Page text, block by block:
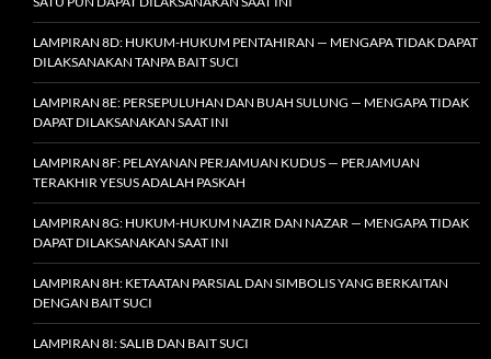
LAMPIRAN 8D: HUKUM-HUKUM PENTAHIRAN — MENGAPA TIDAK DAPAT
DILAKSANAKAN TANPA BAIT SUCI
LAMPIRAN 8E: PERSEPULUHAN DAN BUAH SULUNG — MENGAPA TIDAK
DAPAT DILAKSANAKAN SAAT INI
LAMPIRAN 8F: PELAYANAN PERJAMUAN KUDUS — PERJAMUAN
TERAKHIR YESUS ADALAH PASKAH
LAMPIRAN 8G: HUKUM-HUKUM NAZIR DAN NAZAR — MENGAPA TIDAK
DAPAT DILAKSANAKAN SAAT INI
LAMPIRAN 8H: KETAATAN PARSIAL DAN SIMBOLIS YANG BERKAITAN
DENGAN BAIT SUCI
LAMPIRAN 8I: SALIB DAN BAIT SUCI